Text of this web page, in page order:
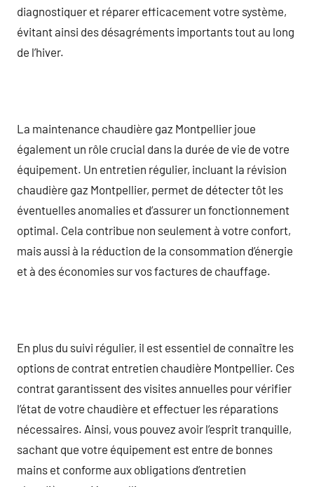
diagnostiquer et réparer efficacement votre système,
évitant ainsi des désagréments importants tout au long
de l’hiver.
La maintenance chaudière gaz Montpellier joue
également un rôle crucial dans la durée de vie de votre
équipement. Un entretien régulier, incluant la révision
chaudière gaz Montpellier, permet de détecter tôt les
éventuelles anomalies et d’assurer un fonctionnement
optimal. Cela contribue non seulement à votre confort,
mais aussi à la réduction de la consommation d’énergie
et à des économies sur vos factures de chauffage.
En plus du suivi régulier, il est essentiel de connaître les
options de contrat entretien chaudière Montpellier. Ces
contrat garantissent des visites annuelles pour vérifier
l’état de votre chaudière et effectuer les réparations
nécessaires. Ainsi, vous pouvez avoir l’esprit tranquille,
sachant que votre équipement est entre de bonnes
mains et conforme aux obligations d’entretien